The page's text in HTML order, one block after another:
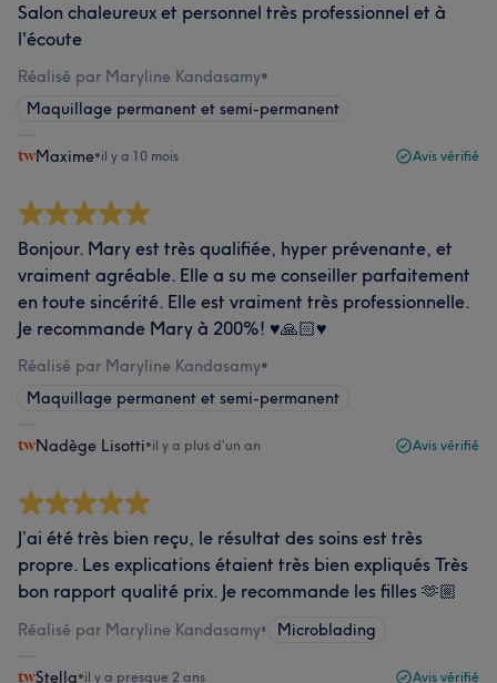
Salon chaleureux et personnel très professionnel et à
l'écoute
Réalisé par Maryline Kandasamy•
Maquillage permanent et semi-permanent
Maxime•il y a 10 mois Avis vérifié
Bonjour. Mary est très qualifiée, hyper prévenante, et
vraiment agréable. Elle a su me conseiller parfaitement
en toute sincérité. Elle est vraiment très professionnelle.
Je recommande Mary à 200%! ♥️🙏🏻♥️
Réalisé par Maryline Kandasamy•
Maquillage permanent et semi-permanent
Nadège Lisotti•il y a plus d’un an Avis vérifié
J’ai été très bien reçu, le résultat des soins est très
propre. Les explications étaient très bien expliqués Très
bon rapport qualité prix. Je recommande les filles 🫶🏼
Réalisé par Maryline Kandasamy• Microblading
Stella•il y a presque 2 ans Avis vérifié